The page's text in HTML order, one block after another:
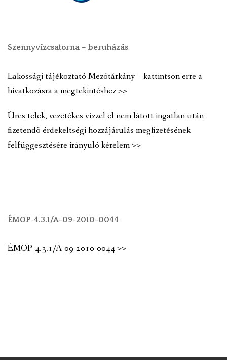
Szennyvízcsatorna – beruházás
Lakossági tájékoztató Mezõtárkány – kattintson erre a
hivatkozásra a megtekintéshez >>
Üres telek, vezetékes vízzel el nem látott ingatlan után
fizetendõ érdekeltségi hozzájárulás megfizetésének
felfüggesztésére irányuló kérelem >>
ÉMOP-4.3.1/A-09-2010-0044
ÉMOP-4.3.1/A-09-2010-0044 >>